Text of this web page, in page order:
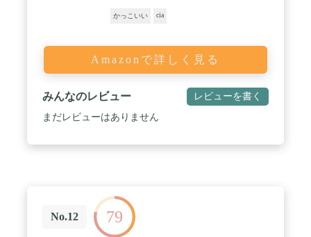
かっこいい cia
Amazonで詳しく見る
みんなのレビュー レビューを書く
まだレビューはありません
No.12 79